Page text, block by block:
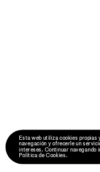
Esta web utiliza cookies propias
navegación y ofrecerle un
Política de Cookies.